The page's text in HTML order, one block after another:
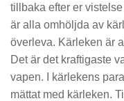
tillbaka efter er
är alla omhöljda av
överleva. Kärleken är
Det är det kraftigaste
vapen. I kärlekens
mättat med kärleken.